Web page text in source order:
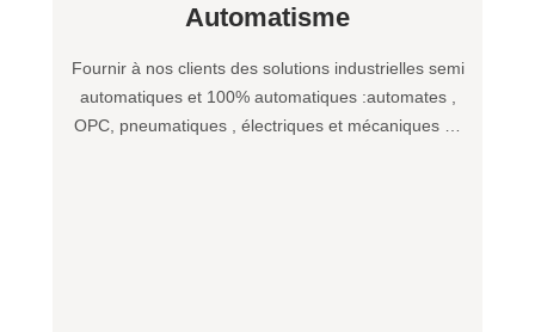
Automatisme
Fournir à nos clients des solutions industrielles semi
automatiques et 100% automatiques :automates ,
OPC, pneumatiques , électriques et mécaniques …